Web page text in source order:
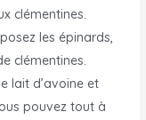
clémentines.
les épinards,
clémentines.
lait d’avoine et
pouvez tout à